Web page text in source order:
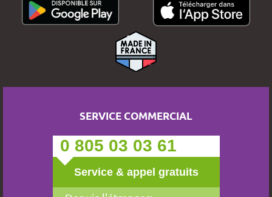
SERVICE COMMERCIAL
0 805 03 03 61
Service & appel gratuits